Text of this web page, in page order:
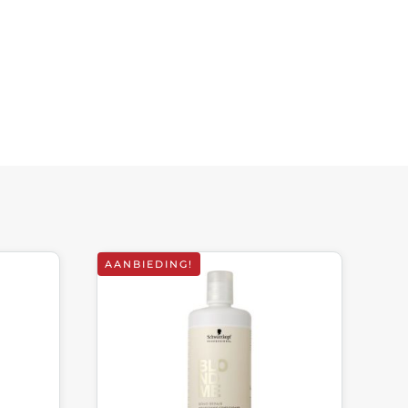
AANBIEDING!